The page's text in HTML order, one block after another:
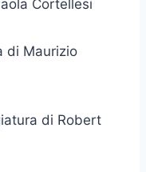
Cortellesi
di Maurizio
di Robert